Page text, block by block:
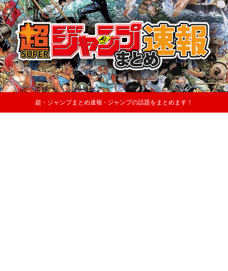
超・ジャンプまとめ速報 - ジャンプの話題をまとめます！